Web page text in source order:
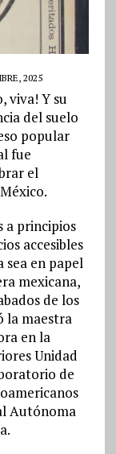
2025
viva! Y su
del suelo
popular
fue
el
a principios
accesibles
sea en papel
mexicana,
de los
la maestra
en la
Unidad
de
Autónoma